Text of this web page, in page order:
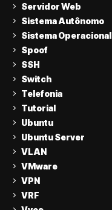
Servidor Web
Sistema Autônomo
Sistema Operacional
Spoof
SSH
Switch
Telefonia
Tutorial
Ubuntu
Ubuntu Server
VLAN
VMware
VPN
VRF